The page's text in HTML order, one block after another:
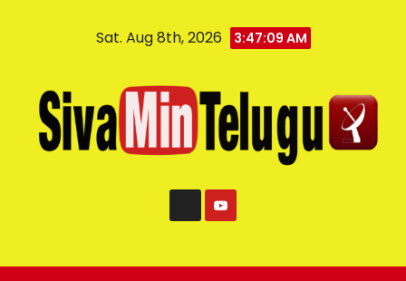
Sat. Aug 8th, 2026 3:47:09 AM